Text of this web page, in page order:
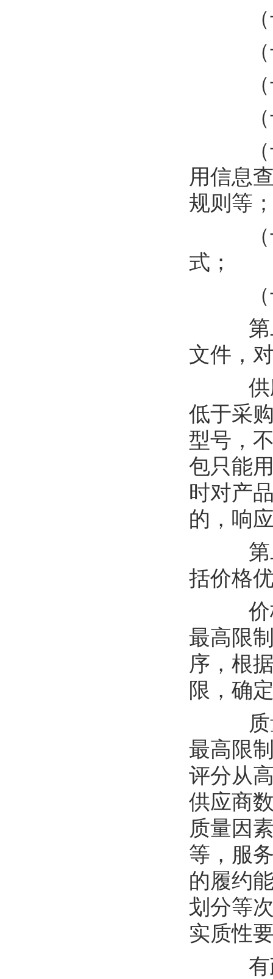
用信息
规则等
式；
文件，
低于采
型号，
包只能
时对产
的，响
括价格
最高限
序， 根
限， 确
最高限
评分从
供应商
质量因
等，服
的履约
划分等
实质性